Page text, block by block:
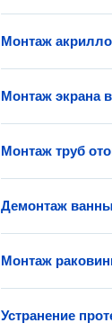
Монтаж
Монтаж экрана
Монтаж труб
Демонтаж ванны
Монтаж
Устранение